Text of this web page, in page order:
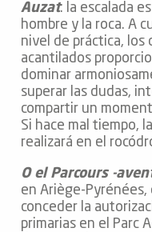
Auzat: la escalada
hombre y la roca. A
nivel de práctica, los
acantilados
dominar
superar las dudas,
compartir un
Si hace mal tiempo,
realizará en el
O el Parcours -
en Ariège-Pyrénées,
conceder la
primarias en el Parc